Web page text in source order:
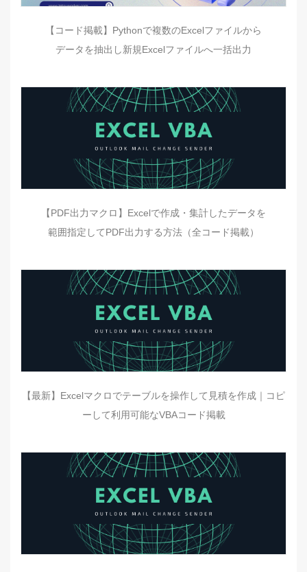
【コード掲載】Pythonで複数のExcelファイルから
データを抽出し新規Excelファイルへ一括出力
【PDF出力マクロ】Excelで作成・集計したデータを
範囲指定してPDF出力する方法（全コード掲載）
【最新】Excelマクロでテーブルを操作して見積を作成｜コピ
ーして利用可能なVBAコード掲載